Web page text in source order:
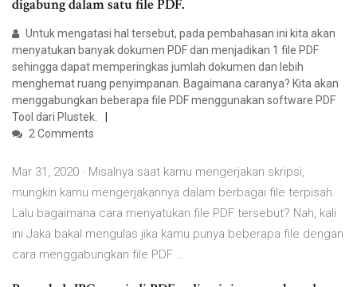
digabung dalam satu file PDF.
Untuk mengatasi hal tersebut, pada pembahasan ini kita akan
menyatukan banyak dokumen PDF dan menjadikan 1 file PDF
sehingga dapat memperingkas jumlah dokumen dan lebih
menghemat ruang penyimpanan. Bagaimana caranya? Kita akan
menggabungkan beberapa file PDF menggunakan software PDF
Tool dari Plustek.
2 Comments
Mar 31, 2020 · Misalnya saat kamu mengerjakan skripsi,
mungkin kamu mengerjakannya dalam berbagai file terpisah.
Lalu bagaimana cara menyatukan file PDF tersebut? Nah, kali
ini Jaka bakal mengulas jika kamu punya beberapa file dengan
cara menggabungkan file PDF …